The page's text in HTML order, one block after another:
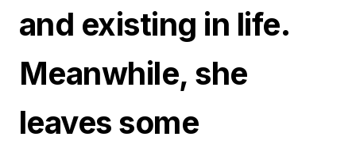
and existing in life.
Meanwhile, she
leaves some